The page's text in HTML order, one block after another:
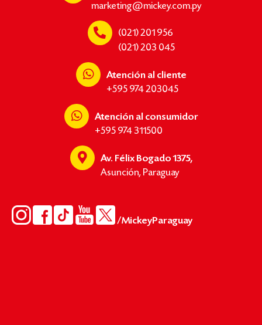
marketing@mickey.com.py
(021) 201 956
(021) 203 045
Atención al cliente
+595 974 203045
Atención al consumidor
+595 974 311500
Av. Félix Bogado 1375,
Asunción, Paraguay
/MickeyParaguay